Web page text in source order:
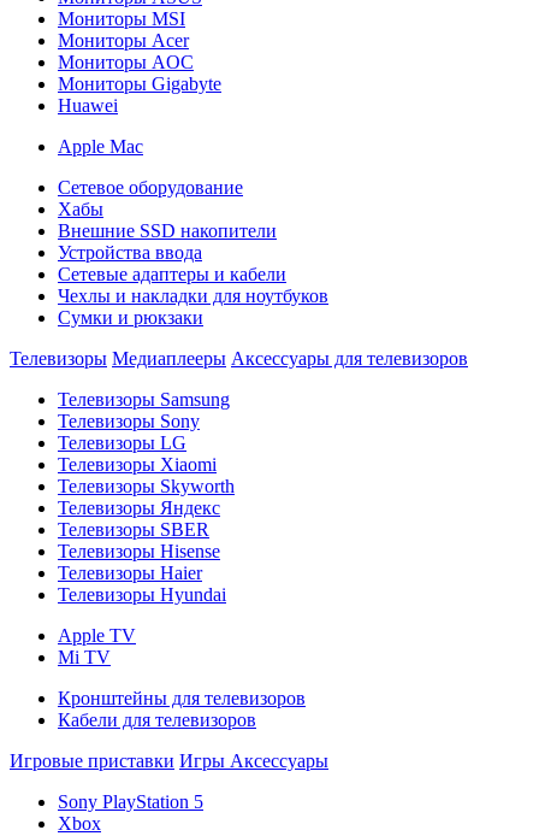
Мониторы MSI
Мониторы Acer
Мониторы AOC
Мониторы Gigabyte
Huawei
Apple Mac
Сетевое оборудование
Хабы
Внешние SSD накопители
Устройства ввода
Сетевые адаптеры и кабели
Чехлы и накладки для ноутбуков
Сумки и рюкзаки
Телевизоры Медиаплееры Аксессуары для телевизоров
Телевизоры Samsung
Телевизоры Sony
Телевизоры LG
Телевизоры Xiaomi
Телевизоры Skyworth
Телевизоры Яндекс
Телевизоры SBER
Телевизоры Hisense
Телевизоры Haier
Телевизоры Hyundai
Apple TV
Mi TV
Кронштейны для телевизоров
Кабели для телевизоров
Игровые приставки Игры Аксессуары
Sony PlayStation 5
Xbox